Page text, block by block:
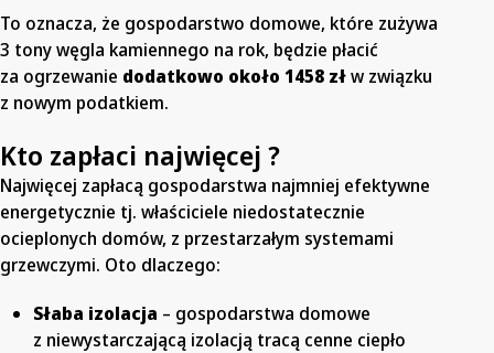
To oznacza, że gospodarstwo domowe, które zużywa
3 tony węgla kamiennego na rok, będzie płacić
za ogrzewanie dodatkowo około 1458 złw związku
z nowym podatkiem.
Kto zapłaci najwięcej ?
Najwięcej zapłacą gospodarstwa najmniej efektywne
energetycznie tj. właściciele niedostatecznie
ocieplonych domów, z przestarzałym systemami
grzewczymi. Oto dlaczego:
Słaba izolacja – gospodarstwa domowe
z niewystarczającą izolacją tracą cenne ciepło